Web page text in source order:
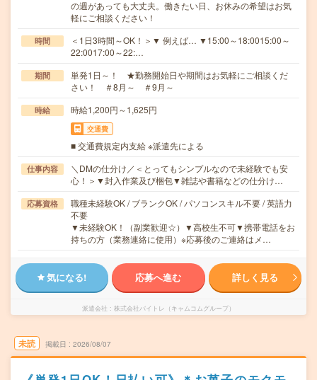
の週があっても大丈夫。働きたい日、お休みの希望はお気
軽にご相談ください！
時間
＜1日3時間～OK！＞▼ 例えば… ▼15:00～18:0015:00～
22:0017:00～22:…
期間
単発1日～！ ★勤務開始日や期間はお気軽にご相談くだ
さい！ ＃8月～ ＃9月～
時給 時給1,200円～1,625円
交通費
■ 交通費規定内支給 ※派遣先による
仕事内容
＼DMの仕分け／＜とってもシンプルなので未経験でも安
心！＞▼封入作業及び梱包▼雑誌や書籍などの仕分け…
応募資格
職種未経験OK / ブランクOK / パソコンスキル不要 / 英語力
不要
▼未経験OK！（副業歓迎☆）▼高校生不可▼携帯電話をお
持ちの方（業務連絡に使用）※応募後のご連絡はメ…
気になる! 応募へ進む 詳しく見る
派遣会社 株式会社バイトレ（キャムコムグループ）
未読 掲載日 2026/08/07